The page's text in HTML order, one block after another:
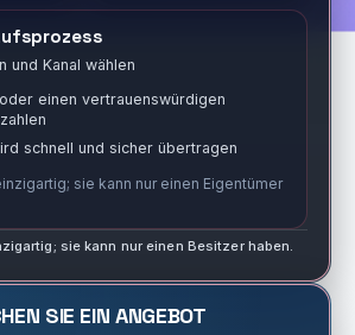
und Kanal wählen
einen vertrauenswürdigen
schnell und sicher übertragen
sie kann nur einen Eigentümer
sie kann nur einen Besitzer haben.
SIE EIN ANGEBOT